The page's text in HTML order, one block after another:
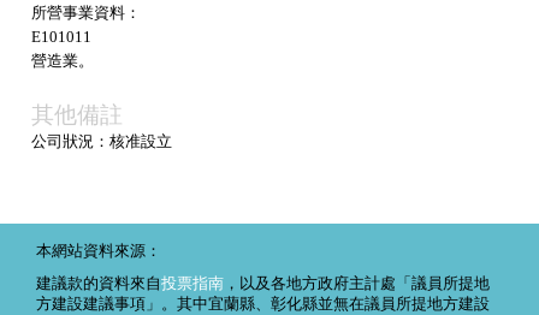
所營事業資料：
E101011
營造業。
其他備註
公司狀況：核准設立
本網站資料來源：
建議款的資料來自投票指南 ，以及各地方政府主計處「議員所提地
方建設建議事項」。其中宜蘭縣、彰化縣並無在議員所提地方建設